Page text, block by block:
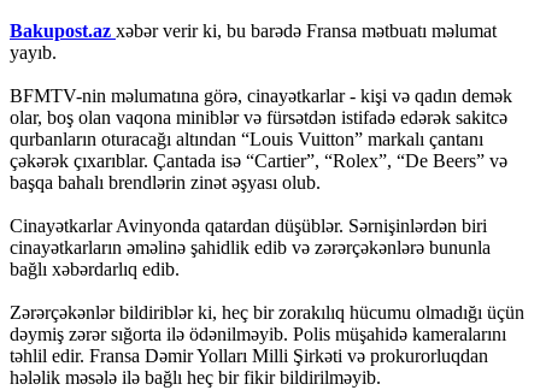
Bakupost.az xəbər verir ki, bu barədə Fransa mətbuatı məlumat
yayıb.
BFMTV-nin məlumatına görə, cinayətkarlar - kişi və qadın demək
olar, boş olan vaqona miniblər və fürsətdən istifadə edərək sakitcə
qurbanların oturacağı altından “Louis Vuitton” markalı çantanı
çəkərək çıxarıblar. Çantada isə “Cartier”, “Rolex”, “De Beers” və
başqa bahalı brendlərin zinət əşyası olub.
Cinayətkarlar Avinyonda qatardan düşüblər. Sərnişinlərdən biri
cinayətkarların əməlinə şahidlik edib və zərərçəkənlərə bununla
bağlı xəbərdarlıq edib.
Zərərçəkənlər bildiriblər ki, heç bir zorakılıq hücumu olmadığı üçün
dəymiş zərər sığorta ilə ödənilməyib. Polis müşahidə kameralarını
təhlil edir. Fransa Dəmir Yolları Milli Şirkəti və prokurorluqdan
hələlik məsələ ilə bağlı heç bir fikir bildirilməyib.